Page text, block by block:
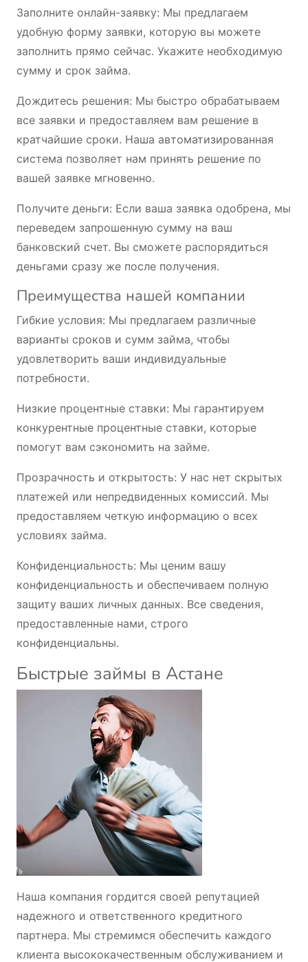
Заполните онлайн-заявку: Мы предлагаем
удобную форму заявки, которую вы можете
заполнить прямо сейчас. Укажите необходимую
сумму и срок займа.
Дождитесь решения: Мы быстро обрабатываем
все заявки и предоставляем вам решение в
кратчайшие сроки. Наша автоматизированная
система позволяет нам принять решение по
вашей заявке мгновенно.
Получите деньги: Если ваша заявка одобрена, мы
переведем запрошенную сумму на ваш
банковский счет. Вы сможете распорядиться
деньгами сразу же после получения.
Преимущества нашей компании
Гибкие условия: Мы предлагаем различные
варианты сроков и сумм займа, чтобы
удовлетворить ваши индивидуальные
потребности.
Низкие процентные ставки: Мы гарантируем
конкурентные процентные ставки, которые
помогут вам сэкономить на займе.
Прозрачность и открытость: У нас нет скрытых
платежей или непредвиденных комиссий. Мы
предоставляем четкую информацию о всех
условиях займа.
Конфиденциальность: Мы ценим вашу
конфиденциальность и обеспечиваем полную
защиту ваших личных данных. Все сведения,
предоставленные нами, строго
конфиденциальны.
Быстрые займы в Астане
Наша компания гордится своей репутацией
надежного и ответственного кредитного
партнера. Мы стремимся обеспечить каждого
клиента высококачественным обслуживанием и